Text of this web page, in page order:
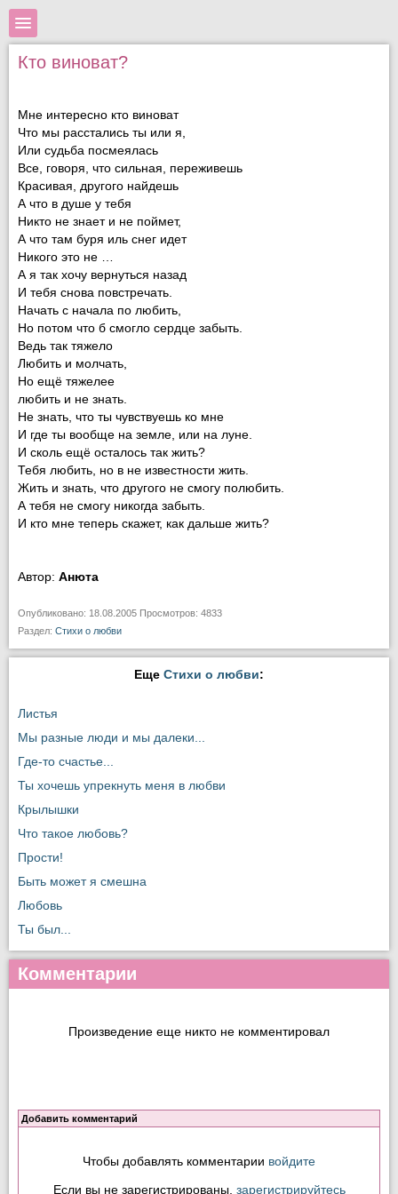
Кто виноват?
Мне интересно кто виноват
Что мы расстались ты или я,
Или судьба посмеялась
Все, говоря, что сильная, переживешь
Красивая, другого найдешь
А что в душе у тебя
Никто не знает и не поймет,
А что там буря иль снег идет
Никого это не …
А я так хочу вернуться назад
И тебя снова повстречать.
Начать с начала по любить,
Но потом что б смогло сердце забыть.
Ведь так тяжело
Любить и молчать,
Но ещё тяжелее
любить и не знать.
Не знать, что ты чувствуешь ко мне
И где ты вообще на земле, или на луне.
И сколь ещё осталось так жить?
Тебя любить, но в не известности жить.
Жить и знать, что другого не смогу полюбить.
А тебя не смогу никогда забыть.
И кто мне теперь скажет, как дальше жить?
Автор: Анюта
Опубликовано: 18.08.2005 Просмотров: 4833
Раздел: Стихи о любви
Еще Стихи о любви:
Листья
Мы разные люди и мы далеки...
Где-то счастье...
Ты хочешь упрекнуть меня в любви
Крылышки
Что такое любовь?
Прости!
Быть может я смешна
Любовь
Ты был...
Комментарии
Произведение еще никто не комментировал
Добавить комментарий
Чтобы добавлять комментарии войдите
Если вы не зарегистрированы, зарегистрируйтесь